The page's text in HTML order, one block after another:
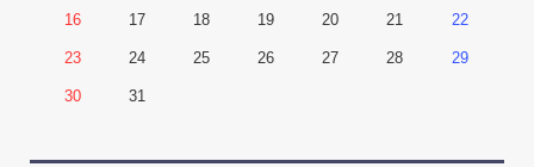
16 17 18 19 20 21 22
23 24 25 26 27 28 29
30 31